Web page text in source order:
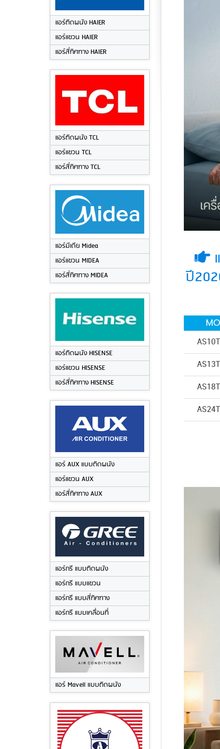
แอร์ติดผนัง HAIER
แอร์แขวน HAIER
แอร์สี่ทิศทาง HAIER
แอร์ติดผนัง TCL
แอร์แขวน TCL
แอร์สี่ทิศทาง TCL
แอร์มีเดีย Midea
แอร์แขวน MIDEA
แอร์สี่ทิศทาง MIDEA
แอร์ติดผนัง HISENSE
แอร์แขวน HISENSE
แอร์สี่ทิศทาง HISENSE
แอร์ AUX แบบติดผนัง
แอร์แขวน AUX
แอร์สี่ทิศทาง AUX
แอร์กรี แบบติดผนัง
แอร์กรี แบบแขวน
แอร์กรี แบบสี่ทิศทาง
แอร์กรี แบบเคลื่อนที่
แอร์ Mavell แบบติดผนัง
ปี